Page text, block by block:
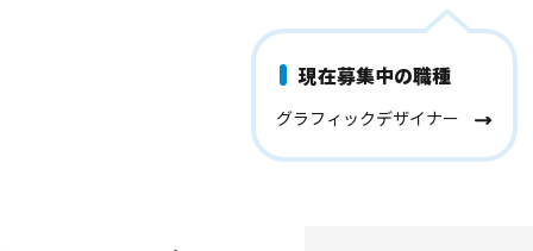
現在募集中の職種
グラフィックデザイナー